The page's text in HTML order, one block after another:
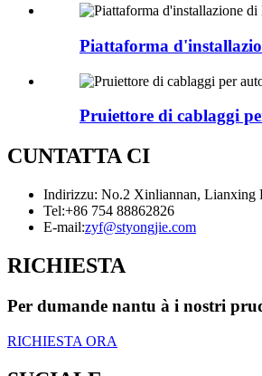
Piattaforma
Pruiettore di cablaggi
CUNTATTA CI
Indirizzu: No.2 Xinliannan, Lianxing
Tel:+86 754 88862826
E-mail:zyf@styongjie.com
RICHIESTA
Per dumande nantu à i nostri
RICHIESTA ORA